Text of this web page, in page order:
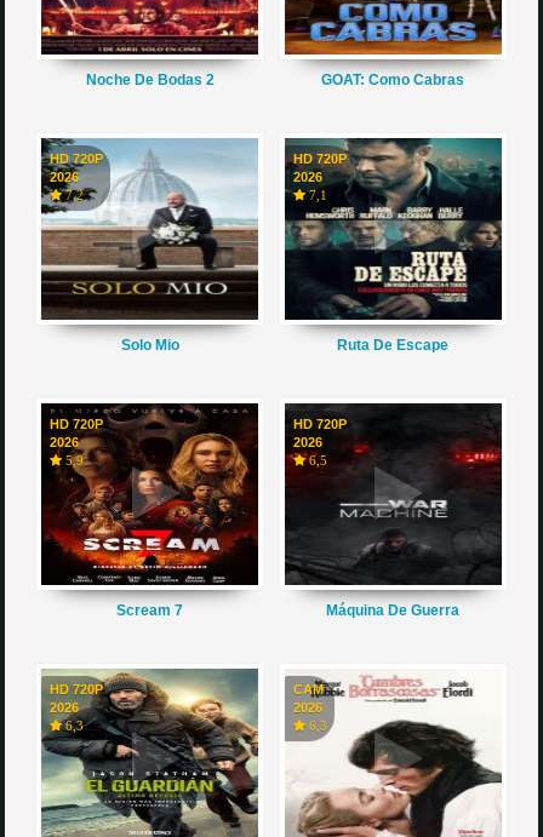
Noche De Bodas 2 GOAT: Como Cabras
HD 720P
2026
7,2
Solo Mio
HD 720P
2026
7,1
Ruta De Escape
HD 720P
2026
5,9
Scream 7
HD 720P
2026
6,5
Máquina De Guerra
HD 720P
2026
6,3
CAM
2026
6,3